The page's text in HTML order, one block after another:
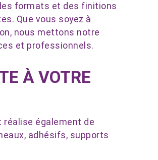
formats et des finitions
Que vous soyez à
nous mettons notre
et professionnels.
À VOTRE
également de
adhésifs, supports